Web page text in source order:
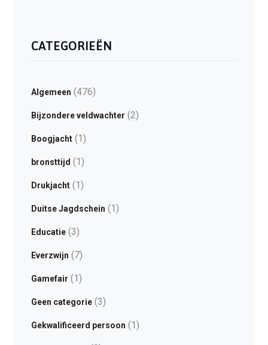
CATEGORIEËN
Algemeen (476)
Bijzondere veldwachter (2)
Boogjacht(1)
bronsttijd (1)
Drukjacht(1)
Duitse Jagdschein (1)
Educatie(3)
Everzwijn (7)
Gamefair (1)
Geen categorie(3)
Gekwalificeerd persoon (1)